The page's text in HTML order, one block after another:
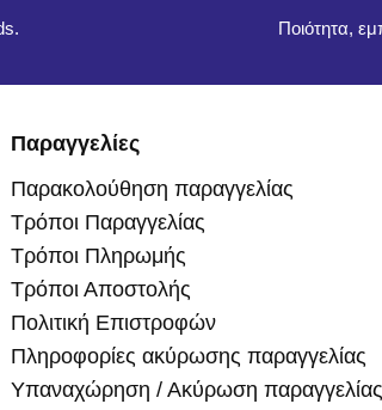
Ποιότητα,
Παραγγελίες
Παρακολούθηση παραγγελίας
Τρόποι Παραγγελίας
Τρόποι Πληρωμής
Τρόποι Αποστολής
Πολιτική Επιστροφών
Πληροφορίες ακύρωσης παραγγελίας
Υπαναχώρηση / Ακύρωση παραγγελίας